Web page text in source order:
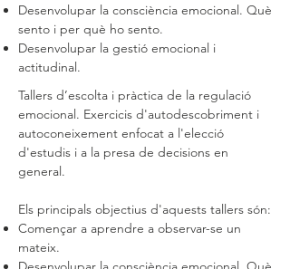
Desenvolupar la consciència emocional. Què
sento i per què ho sento.
Desenvolupar la gestió emocional i
actitudinal.
Tallers d’escolta i pràctica de la regulació
emocional. Exercicis d'autodescobriment i
autoconeixement enfocat a l'elecció
d'estudis i a la presa de decisions en
general.
Els principals objectius d'aquests tallers són:
Començar a aprendre a observar-se un
mateix.